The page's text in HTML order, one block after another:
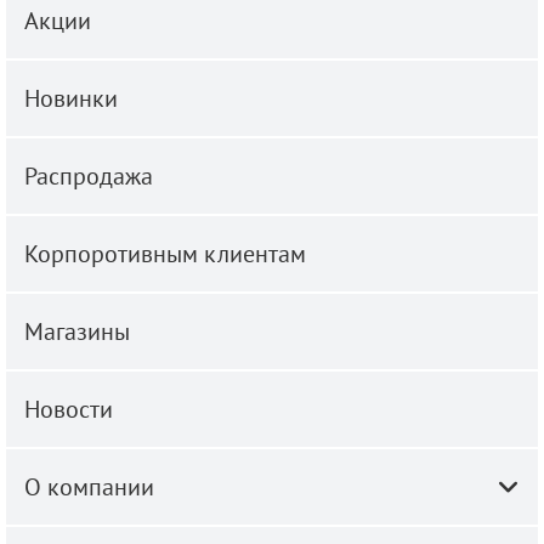
Акции
Новинки
Распродажа
Корпоротивным клиентам
Магазины
Новости
О компании